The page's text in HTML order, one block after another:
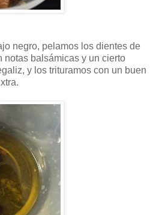
negro, pelamos los dientes de
notas balsámicas y un cierto
y los trituramos con un buen